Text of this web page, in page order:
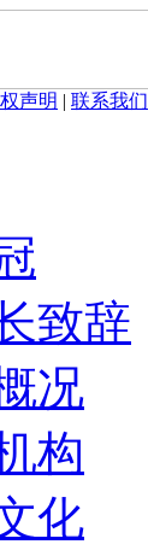
声明 | 联系我们
致辞
况
构
化